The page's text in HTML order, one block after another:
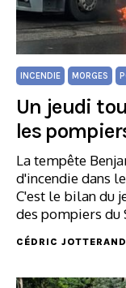
INCENDIE MORGES
Un jeudi
les
La tempête
d'incendie dans
C'est le bilan du
des pompiers du
CÉDRIC JOTTERAND